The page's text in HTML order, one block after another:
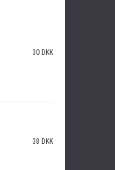
30 DKK
38 DKK